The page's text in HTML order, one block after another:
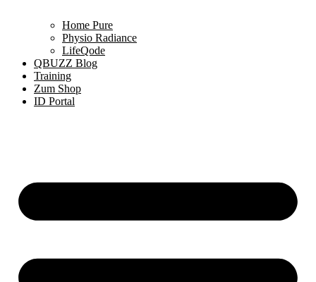
Home Pure
Physio Radiance
LifeQode
QBUZZ Blog
Training
Zum Shop
ID Portal